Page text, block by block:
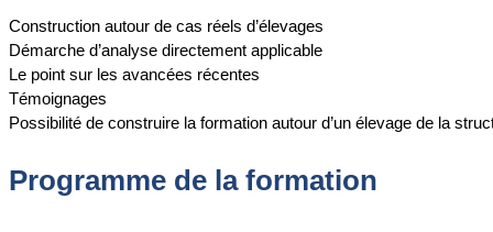
Construction autour de cas réels d’élevages
Démarche d’analyse directement applicable
Le point sur les avancées récentes
Témoignages
Possibilité de construire la formation autour d’un élevage de la
Programme de la formation